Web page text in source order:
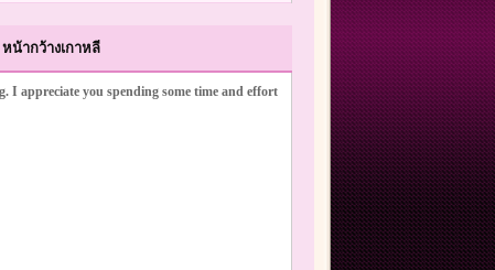
น้ากว้างเกาหลี
I appreciate you spending some time and effort